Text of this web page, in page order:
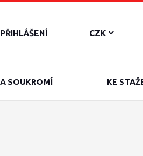
SOUKROMÍ KE
CZK
PŘIHLÁŠENÍ